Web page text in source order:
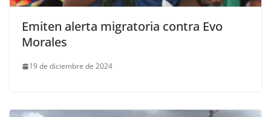
Emiten alerta migratoria contra Evo
Morales
19 de diciembre de 2024